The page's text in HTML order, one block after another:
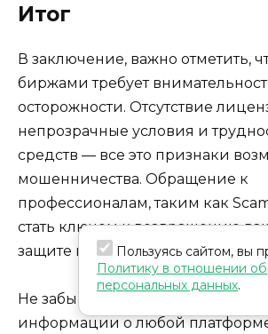
Итог
В заключение, важно отметить,
биржами требует
осторожности. Отсутствие
непрозрачные условия и
средств — все это признаки
мошенничества. Обращение к
профессионалам, таким как
стать ключом к возвращению
защите ваших интересов.
Не забывайте о важности
информации о любой
Пользуясь сайтом, вы
Политику в отношении
персональных данных.